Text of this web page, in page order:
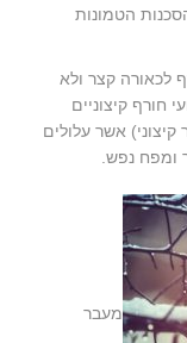
הטמונות
לכאורה קצר ולא
חורף קיצוניים
אשר עלולים
ומפח נפש.
מעבר